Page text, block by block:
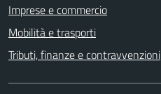
Imprese e commercio
Mobilità e trasporti
Tributi, finanze e contravvenzioni